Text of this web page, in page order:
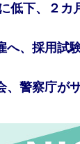
低下、２カ
へ、採用試
、警察庁が